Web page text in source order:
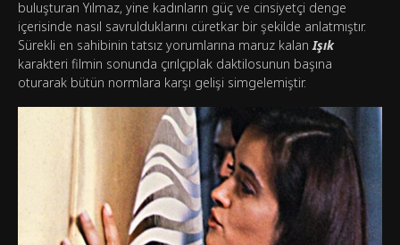
buluşturan Yılmaz, yine kadınların güç ve cinsiyetçi denge
içerisinde nasıl savrulduklarını cüretkar bir şekilde anlatmıştır.
Sürekli en sahibinin tatsız yorumlarına maruz kalan Işık
karakteri filmin sonunda çırılçıplak daktilosunun başına
oturarak bütün normlara karşı gelişi simgelemiştir.